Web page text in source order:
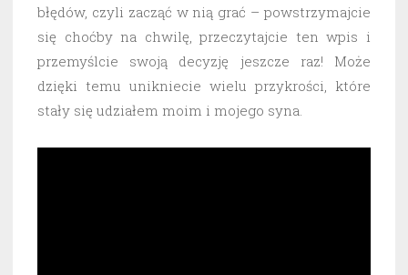
błędów, czyli zacząć w nią grać – powstrzymajcie
się choćby na chwilę, przeczytajcie ten wpis i
przemyślcie swoją decyzję jeszcze raz! Może
dzięki temu unikniecie wielu przykrości, które
stały się udziałem moim i mojego syna.